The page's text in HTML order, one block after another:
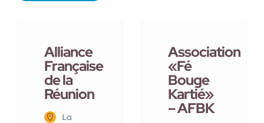
Alliance
Française
de la
Réunion
La
Association
«Fé
Bouge
Kartié»
– AFBK